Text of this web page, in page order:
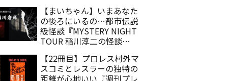
【まいちゃん】いまあなた
の後ろにいるの…都市伝説
級怪談『MYSTERY NIGHT
TOUR 稲川淳二の怪談
【22冊目】プロレス村外マ
スコミとレスラーの独特の
距離が心地いい『週刊プレ